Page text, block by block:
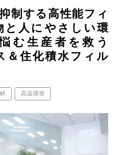
制する高性能フィ
と人にやさしい環
む生産者を救う
＆住化積水フィル
高温障害